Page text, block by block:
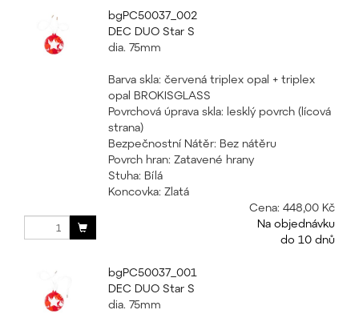
bgPC50037_002
DEC DUO Star S
dia. 75mm
Barva skla: červená triplex opal + triplex
opal BROKISGLASS
Povrchová úprava skla: lesklý povrch (lícová
strana)
Bezpečnostní Nátěr: Bez nátěru
Povrch hran: Zatavené hrany
Stuha: Bílá
Koncovka: Zlatá
Cena: 448,00 Kč
Na objednávku
do 10 dnů
bgPC50037_001
DEC DUO Star S
dia. 75mm